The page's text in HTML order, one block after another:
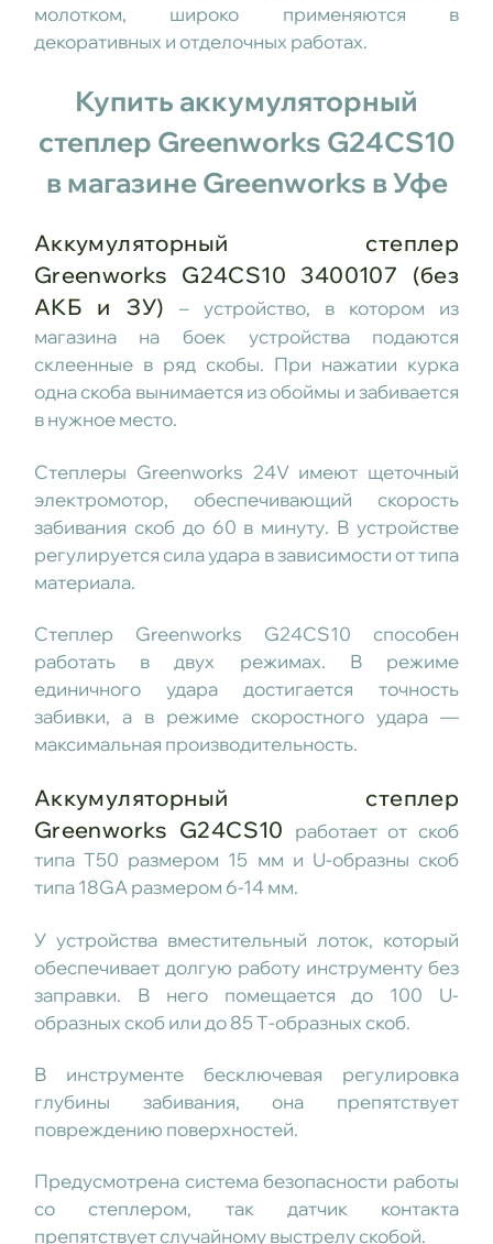
молотком, широко применяются в
декоративных и отделочных работах.
Купить аккумуляторный
степлер Greenworks G24CS10
в магазине Greenworks в Уфе
Аккумуляторный степлер
Greenworks G24CS10 3400107 (без
АКБ и ЗУ) – устройство, в котором из
магазина на боек устройства подаются
склеенные в ряд скобы. При нажатии курка
одна скоба вынимается из обоймы и забивается
в нужное место.
Степлеры Greenworks 24V имеют щеточный
электромотор, обеспечивающий скорость
забивания скоб до 60 в минуту. В устройстве
регулируется сила удара в зависимости от типа
материала.
Степлер Greenworks G24CS10 способен
работать в двух режимах. В режиме
единичного удара достигается точность
забивки, а в режиме скоростного удара —
максимальная производительность.
Аккумуляторный степлер
Greenworks G24CS10 работает от скоб
типа Т50 размером 15 мм и U-образны скоб
типа 18GA размером 6-14 мм.
У устройства вместительный лоток, который
обеспечивает долгую работу инструменту без
заправки. В него помещается до 100 U-
образных скоб или до 85 Т-образных скоб.
В инструменте бесключевая регулировка
глубины забивания, она препятствует
повреждению поверхностей.
Предусмотрена система безопасности работы
со степлером, так датчик контакта
препятствует случайному выстрелу скобой.